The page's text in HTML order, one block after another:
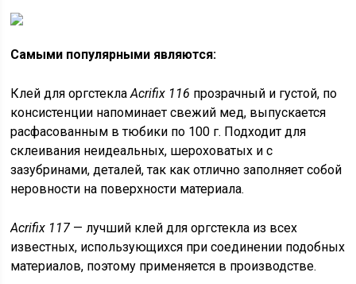
Самыми популярными являются:
Клей для оргстеклаAcrifix 116 прозрачный и густой, по
консистенции напоминает свежий мед, выпускается
расфасованным в тюбики по 100 г. Подходит для
склеивания неидеальных, шероховатых и с
зазубринами, деталей, так как отлично заполняет собой
неровности на поверхности материала.
Acrifix 117 — лучший клей для оргстекла из всех
известных, использующихся при соединении подобных
материалов, поэтому применяется в производстве.